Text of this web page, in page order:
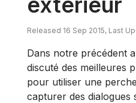
Released 16 Sep 2015, Last
Dans notre précédent
discuté des meilleures
pour utiliser une
capturer des dialogues